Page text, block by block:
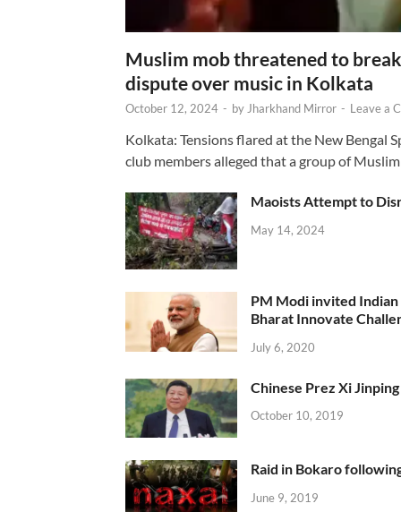
Muslim mob threatened to
dispute over music in Kolkata
October 12, 2024 - by Jharkhand Mirror - Leave a
Kolkata: Tensions flared at the New Bengal
club members alleged that a group of
Maoists Attempt to
May 14, 2024
PM Modi invited
Bharat Innovate
July 6, 2020
Chinese Prez Xi
October 10, 2019
Raid in Bokaro
June 9, 2019